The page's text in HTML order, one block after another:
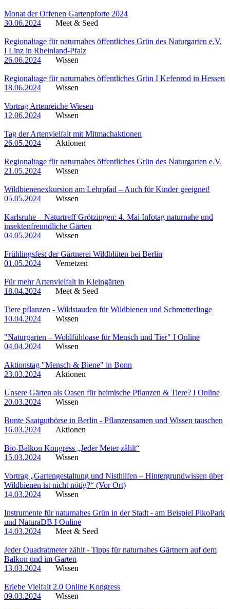
Monat der Offenen Gartenpforte 2024
30.06.2024
Meet & Seed
Regionaltage für naturnahes öffentliches Grün des Naturgarten e.V.
I Linz in Rheinland-Pfalz
26.06.2024
Wissen
Regionaltage für naturnahes öffentliches Grün I Kefenrod in Hessen
18.06.2024
Wissen
Vortrag Artenreiche Wiesen
12.06.2024
Wissen
Tag der Artenvielfalt mit Mitmachaktionen
26.05.2024
Aktionen
Regionaltage für naturnahes öffentliches Grün des Naturgarten e.V.
21.05.2024
Wissen
Wildbienenexkursion am Lehrpfad – Auch für Kinder geeignet!
05.05.2024
Wissen
Karlsruhe – Naturtreff Grötzingen: 4. Mai Infotag naturnahe und
insektenfreundliche Gärten
04.05.2024
Wissen
Frühlingsfest der Gärtnerei Wildblüten bei Berlin
01.05.2024
Vernetzen
Für mehr Artenvielfalt in Kleingärten
18.04.2024
Meet & Seed
Tiere pflanzen - Wildstauden für Wildbienen und Schmetterlinge
10.04.2024
Wissen
"Naturgarten – Wohlfühloase für Mensch und Tier" I Online
04.04.2024
Wissen
Aktionstag "Mensch & Biene" in Bonn
23.03.2024
Aktionen
Unsere Gärten als Oasen für heimische Pflanzen & Tiere? I Online
20.03.2024
Wissen
Bunte Saatgutbörse in Berlin - Pflanzensamen und Wissen tauschen
16.03.2024
Aktionen
Bio-Balkon Kongress „Jeder Meter zählt“
15.03.2024
Wissen
Vortrag „Gartengestaltung und Nisthilfen – Hintergrundwissen über
Wildbienen ist nicht nötig?“ (Vor Ort)
14.03.2024
Wissen
Instrumente für naturnahes Grün in der Stadt - am Beispiel PikoPark
und NaturaDB I Online
14.03.2024
Meet & Seed
Jeder Quadratmeter zählt - Tipps für naturnahes Gärtnern auf dem
Balkon und im Garten
13.03.2024
Wissen
Erlebe Vielfalt 2.0 Online Kongress
09.03.2024
Wissen